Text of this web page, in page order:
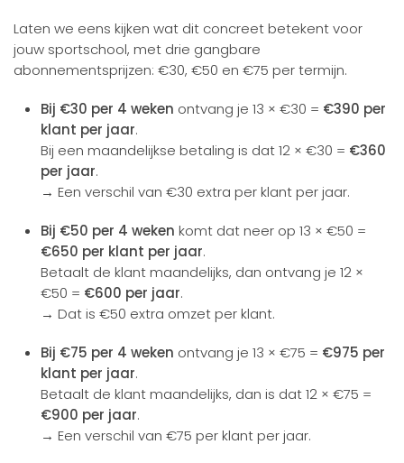
Laten we eens kijken wat dit concreet betekent voor
jouw sportschool, met drie gangbare
abonnementsprijzen: €30, €50 en €75 per termijn.
Bij €30 per 4 weken ontvang je 13 × €30 = €390 per
klant per jaar.
Bij een maandelijkse betaling is dat 12 × €30 = €360
per jaar.
→ Een verschil van €30 extra per klant per jaar.
Bij €50 per 4 weken komt dat neer op 13 × €50 =
€650 per klant per jaar.
Betaalt de klant maandelijks, dan ontvang je 12 ×
€50 = €600 per jaar.
→ Dat is €50 extra omzet per klant.
Bij €75 per 4 weken ontvang je 13 × €75 = €975 per
klant per jaar.
Betaalt de klant maandelijks, dan is dat 12 × €75 =
€900 per jaar.
→ Een verschil van €75 per klant per jaar.